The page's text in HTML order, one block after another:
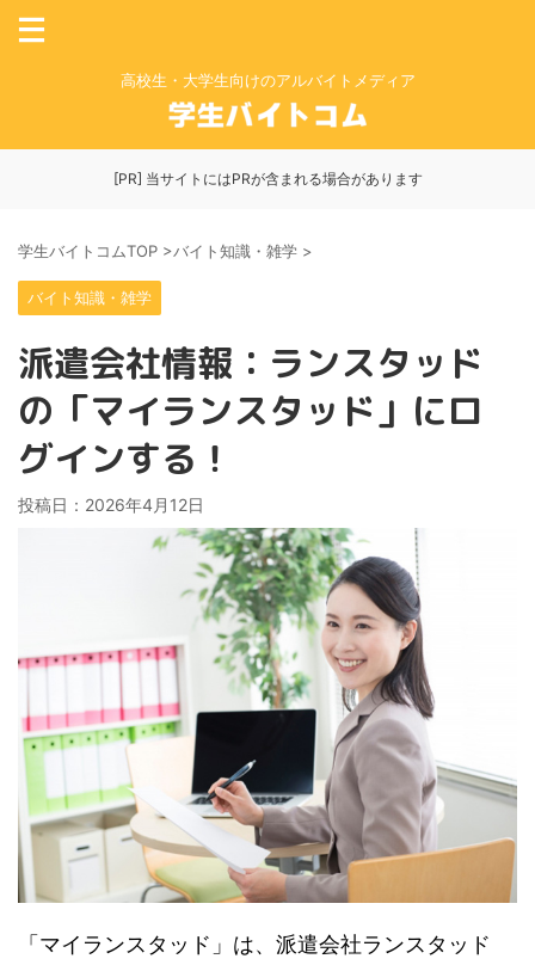
高校生・大学生向けのアルバイトメディア
[PR] 当サイトにはPRが含まれる場合があります
学生バイトコムTOP >バイト知識・雑学 >
バイト知識・雑学
派遣会社情報：ランスタッド
の「マイランスタッド」にロ
グインする！
投稿日： 2026年4月12日
「マイランスタッド」は、派遣会社ランスタッド